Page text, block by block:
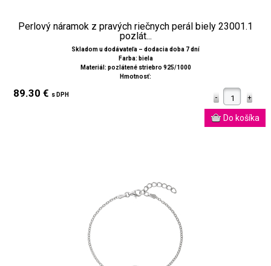
Perlový náramok z pravých riečnych perál biely 23001.1
pozlát...
Skladom u dodávateľa – dodacia doba 7 dní
Farba: biela
Materiál: pozlátené striebro 925/1000
Hmotnosť:
89.30 € s DPH